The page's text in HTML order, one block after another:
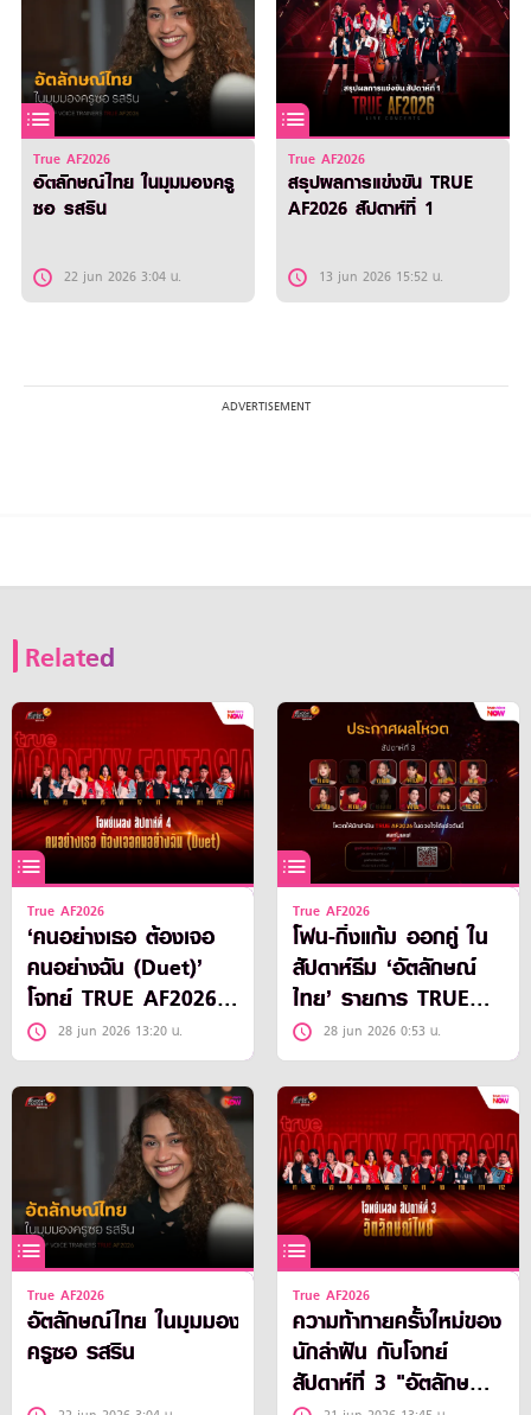
True AF2026
อัตลักษณ์ไทย ในมุมมองครู
ซอ รสริน
22 jun 2026 3:04 น.
True AF2026
สรุปผลการแข่งขัน TRUE
AF2026 สัปดาห์ที่ 1
13 jun 2026 15:52 น.
Related
True AF2026
‘คนอย่างเธอ ต้องเจอ
คนอย่างฉัน (Duet)’
โจทย์ TRUE AF2026
สัปดาห์ที่ 4
28 jun 2026 13:20 น.
True AF2026
โฟน-กิ่งแก้ม ออกคู่ ใน
สัปดาห์ธีม ‘อัตลักษณ์
ไทย’ รายการ TRUE
AF2026
28 jun 2026 0:53 น.
True AF2026
อัตลักษณ์ไทย ในมุมมอง
ครูซอ รสริน
True AF2026
ความท้าทายครั้งใหม่ของ
นักล่าฝัน กับโจทย์
สัปดาห์ที่ 3 "อัตลักษณ์